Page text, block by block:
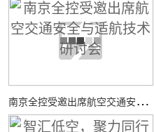
南
京全控受邀出席航空交通安全与适航技术研讨会